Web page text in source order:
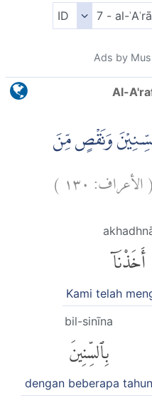
Ads by
Al-
وَنَقْصٍ مِّنَ
(الأعراف: ١٣٠ )
أَخَذْنَآ
Kami telah
bil-sinīna
بِٱلسِّنِينَ
dengan beberapa tahun